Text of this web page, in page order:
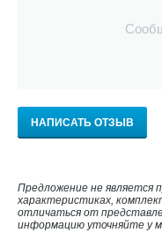
НАПИСАТЬ ОТЗЫВ
Предложение не является
характеристиках,
отличаться от
информацию уточняйте у